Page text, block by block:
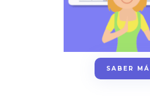
SABER